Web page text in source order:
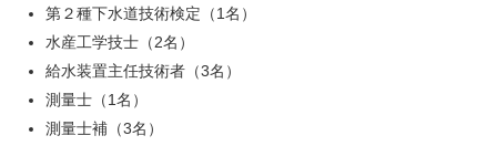
第２種下水道技術検定（1名）
水産工学技士（2名）
給水装置主任技術者（3名）
測量士（1名）
測量士補（3名）